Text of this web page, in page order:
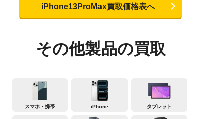
iPhone13ProMax買取価格表へ
その他製品の買取
スマホ・携帯 iPhone タブレット